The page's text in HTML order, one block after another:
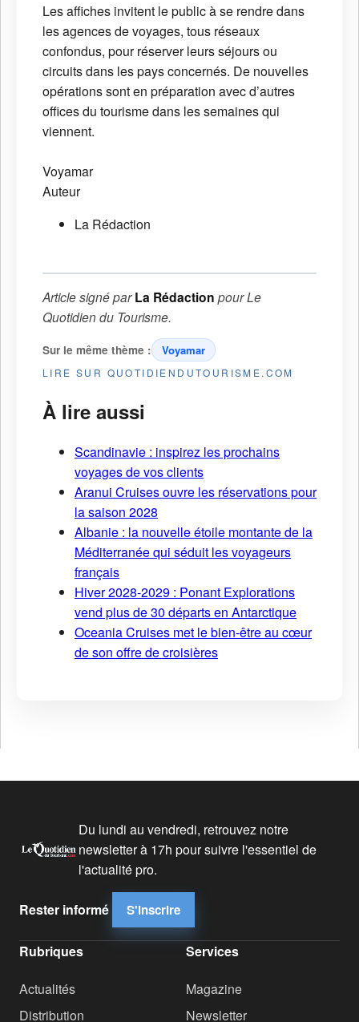
Les affiches invitent le public à se rendre dans
les agences de voyages, tous réseaux
confondus, pour réserver leurs séjours ou
circuits dans les pays concernés. De nouvelles
opérations sont en préparation avec d’autres
offices du tourisme dans les semaines qui
viennent.
Voyamar
Auteur
La Rédaction
Article signé parLa Rédaction pourLe
Quotidien du Tourisme.
Sur le même thème : Voyamar
LIRE SUR QUOTIDIENDUTOURISME.COM
À lire aussi
Scandinavie : inspirez les prochains
voyages de vos clients
Aranui Cruises ouvre les réservations pour
la saison 2028
Albanie : la nouvelle étoile montante de la
Méditerranée qui séduit les voyageurs
français
Hiver 2028-2029 : Ponant Explorations
vend plus de 30 départs en Antarctique
Oceania Cruises met le bien-être au cœur
de son offre de croisières
Du lundi au vendredi, retrouvez notre
newsletter à 17h pour suivre l'essentiel de
l'actualité pro.
Rester informé S'inscrire
Rubriques
Actualités
Distribution
Services
Magazine
Newsletter